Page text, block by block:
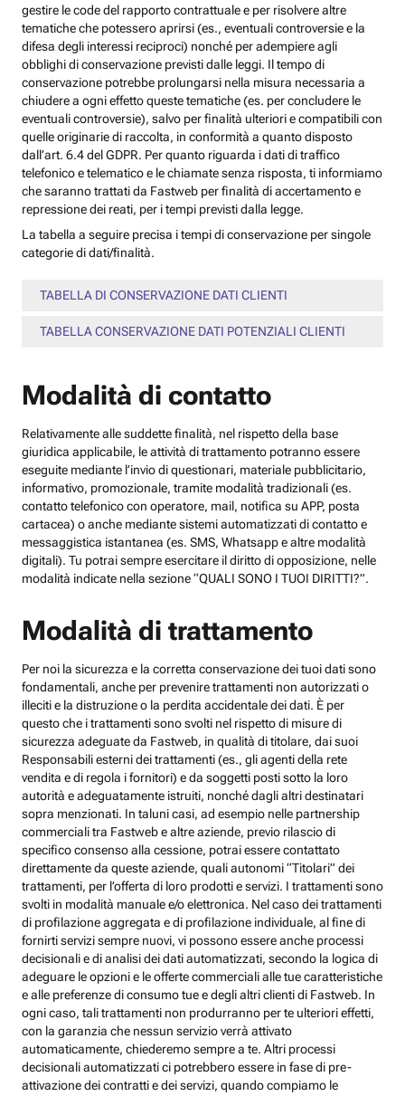
gestire le code del rapporto contrattuale e per risolvere altre
tematiche che potessero aprirsi (es., eventuali controversie e la
difesa degli interessi reciproci) nonché per adempiere agli
obblighi di conservazione previsti dalle leggi. Il tempo di
conservazione potrebbe prolungarsi nella misura necessaria a
chiudere a ogni effetto queste tematiche (es. per concludere le
eventuali controversie), salvo per finalità ulteriori e compatibili con
quelle originarie di raccolta, in conformità a quanto disposto
dall’art. 6.4 del GDPR. Per quanto riguarda i dati di traffico
telefonico e telematico e le chiamate senza risposta, ti informiamo
che saranno trattati da Fastweb per finalità di accertamento e
repressione dei reati, per i tempi previsti dalla legge.
La tabella a seguire precisa i tempi di conservazione per singole
categorie di dati/finalità.
TABELLA DI CONSERVAZIONE DATI CLIENTI
TABELLA CONSERVAZIONE DATI POTENZIALI CLIENTI
Modalità di contatto
Relativamente alle suddette finalità, nel rispetto della base
giuridica applicabile, le attività di trattamento potranno essere
eseguite mediante l’invio di questionari, materiale pubblicitario,
informativo, promozionale, tramite modalità tradizionali (es.
contatto telefonico con operatore, mail, notifica su APP, posta
cartacea) o anche mediante sistemi automatizzati di contatto e
messaggistica istantanea (es. SMS, Whatsapp e altre modalità
digitali). Tu potrai sempre esercitare il diritto di opposizione, nelle
modalità indicate nella sezione “QUALI SONO I TUOI DIRITTI?”.
Modalità di trattamento
Per noi la sicurezza e la corretta conservazione dei tuoi dati sono
fondamentali, anche per prevenire trattamenti non autorizzati o
illeciti e la distruzione o la perdita accidentale dei dati. È per
questo che i trattamenti sono svolti nel rispetto di misure di
sicurezza adeguate da Fastweb, in qualità di titolare, dai suoi
Responsabili esterni dei trattamenti (es., gli agenti della rete
vendita e di regola i fornitori) e da soggetti posti sotto la loro
autorità e adeguatamente istruiti, nonché dagli altri destinatari
sopra menzionati. In taluni casi, ad esempio nelle partnership
commerciali tra Fastweb e altre aziende, previo rilascio di
specifico consenso alla cessione, potrai essere contattato
direttamente da queste aziende, quali autonomi “Titolari” dei
trattamenti, per l’offerta di loro prodotti e servizi. I trattamenti sono
svolti in modalità manuale e/o elettronica. Nel caso dei trattamenti
di profilazione aggregata e di profilazione individuale, al fine di
fornirti servizi sempre nuovi, vi possono essere anche processi
decisionali e di analisi dei dati automatizzati, secondo la logica di
adeguare le opzioni e le offerte commerciali alle tue caratteristiche
e alle preferenze di consumo tue e degli altri clienti di Fastweb. In
ogni caso, tali trattamenti non produrranno per te ulteriori effetti,
con la garanzia che nessun servizio verrà attivato
automaticamente, chiederemo sempre a te. Altri processi
decisionali automatizzati ci potrebbero essere in fase di pre-
attivazione dei contratti e dei servizi, quando compiamo le